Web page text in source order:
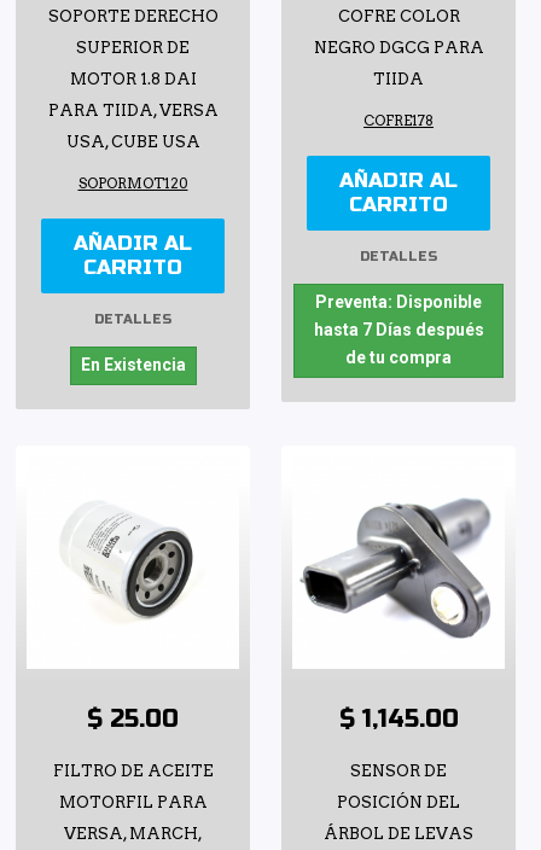
SOPORTE DERECHO
SUPERIOR DE
MOTOR 1.8 DAI
PARA TIIDA, VERSA
USA, CUBE USA
SOPORMOT120
AÑADIR AL
CARRITO
DETALLES
En Existencia
COFRE COLOR
NEGRO DGCG PARA
TIIDA
COFRE178
AÑADIR AL
CARRITO
DETALLES
Preventa: Disponible
hasta 7 Días después
de tu compra
$ 25.00
FILTRO DE ACEITE
MOTORFIL PARA
VERSA, MARCH,
$ 1,145.00
SENSOR DE
POSICIÓN DEL
ÁRBOL DE LEVAS